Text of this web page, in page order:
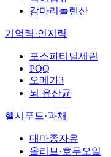
감마리놀렌산
기억력·인지력
포스파티딜세린
PQQ
오메가3
뇌 유산균
헬시푸드·과채
대마종자유
올리브·호두오일